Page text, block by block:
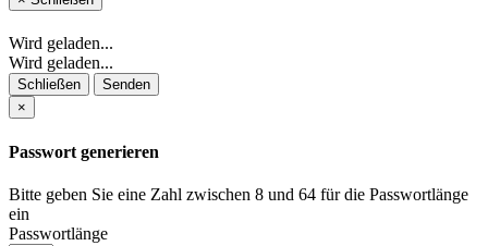
Wird geladen...
Wird geladen...
Schließen
Senden
×
Passwort generieren
Bitte geben Sie eine Zahl zwischen 8 und 64 für die Passwortlänge
ein
Passwortlänge